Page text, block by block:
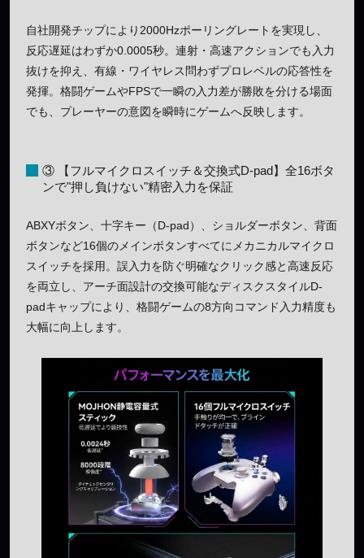
自社開発チップにより2000Hzポーリングレートを実現し、
反応遅延はわずか0.0005秒。連射・高速アクションでも入力
抜けを抑え、有線・ワイヤレス問わずプロレベルの応答性を
発揮。格闘ゲームやFPSで一瞬の入力差が勝敗を分ける場面
でも、プレーヤーの意図を瞬時にゲームへ反映します。
③ 【フルマイクロスイッチ＆交換式D-pad】全16ボタ
ンで"押し負けない"精密入力を保証
ABXYボタン、十字キー（D-pad）、ショルダーボタン、背面
ボタンなど16個のメインボタンすべてにメカニカルマイクロ
スイッチを採用。誤入力を防ぐ明確なクリック感と高速反応
を両立し、アーチ面設計の交換可能なディスクスタイルD-
padキャップにより、格闘ゲームの8方向コマンド入力精度も
大幅に向上します。